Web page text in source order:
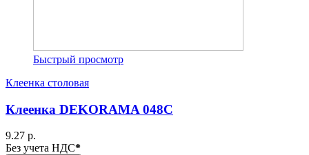
Быстрый просмотр
Клеенка столовая
Клеенка DEKORAMA 048C
9.27 р.
Без учета НДС*